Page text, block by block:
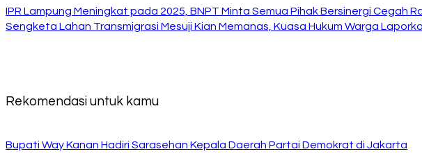
IPR Lampung Meningkat pada 2025, BNPT Minta Semua Pihak Bersinergi Cegah
Sengketa Lahan Transmigrasi Mesuji Kian Memanas, Kuasa Hukum Warga
Rekomendasi untuk kamu
Bupati Way Kanan Hadiri Sarasehan Kepala Daerah Partai Demokrat di Jakarta